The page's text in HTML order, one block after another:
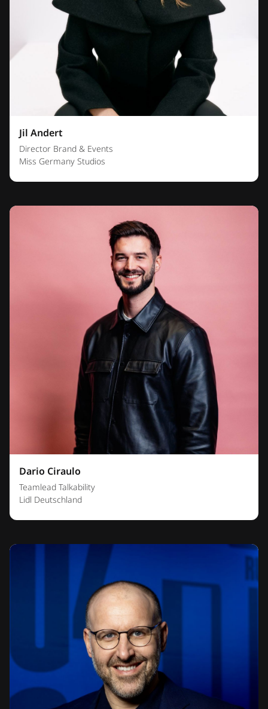
Jil Andert
Director Brand & Events
Miss Germany Studios
Dario Ciraulo
Teamlead Talkability
Lidl Deutschland